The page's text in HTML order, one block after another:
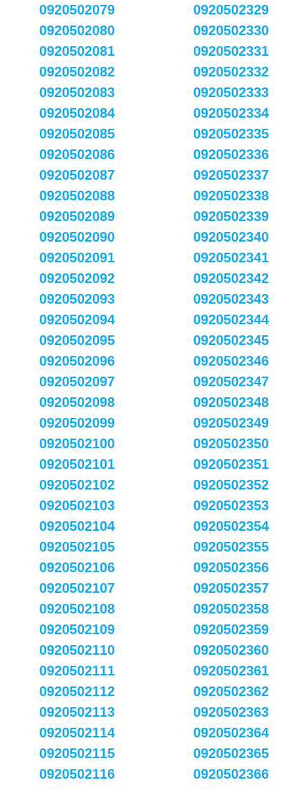
0920502079
0920502080
0920502081
0920502082
0920502083
0920502084
0920502085
0920502086
0920502087
0920502088
0920502089
0920502090
0920502091
0920502092
0920502093
0920502094
0920502095
0920502096
0920502097
0920502098
0920502099
0920502100
0920502101
0920502102
0920502103
0920502104
0920502105
0920502106
0920502107
0920502108
0920502109
0920502110
0920502111
0920502112
0920502113
0920502114
0920502115
0920502116
0920502329
0920502330
0920502331
0920502332
0920502333
0920502334
0920502335
0920502336
0920502337
0920502338
0920502339
0920502340
0920502341
0920502342
0920502343
0920502344
0920502345
0920502346
0920502347
0920502348
0920502349
0920502350
0920502351
0920502352
0920502353
0920502354
0920502355
0920502356
0920502357
0920502358
0920502359
0920502360
0920502361
0920502362
0920502363
0920502364
0920502365
0920502366